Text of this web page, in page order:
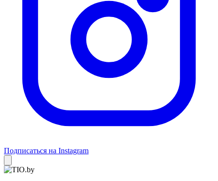
Подписаться на Instagram